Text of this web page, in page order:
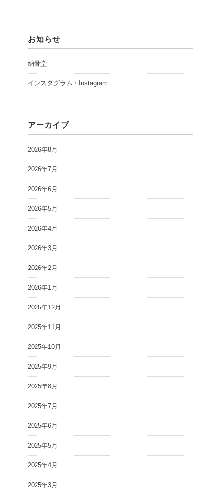
お知らせ
納骨堂
インスタグラム・Instagram
アーカイブ
2026年8月
2026年7月
2026年6月
2026年5月
2026年4月
2026年3月
2026年2月
2026年1月
2025年12月
2025年11月
2025年10月
2025年9月
2025年8月
2025年7月
2025年6月
2025年5月
2025年4月
2025年3月